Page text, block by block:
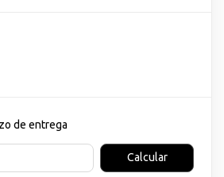
de entrega
Calcular